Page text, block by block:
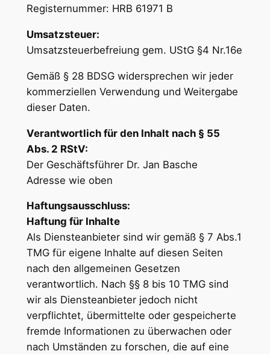
Registernummer: HRB 61971 B
Umsatzsteuer:
Umsatzsteuerbefreiung gem. UStG §4 Nr.16e
Gemäß § 28 BDSG widersprechen wir jeder
kommerziellen Verwendung und Weitergabe
dieser Daten.
Verantwortlich für den Inhalt nach § 55
Abs. 2 RStV:
Der Geschäftsführer Dr. Jan Basche
Adresse wie oben
Haftungsausschluss:
Haftung für Inhalte
Als Diensteanbieter sind wir gemäß § 7 Abs.1
TMG für eigene Inhalte auf diesen Seiten
nach den allgemeinen Gesetzen
verantwortlich. Nach §§ 8 bis 10 TMG sind
wir als Diensteanbieter jedoch nicht
verpflichtet, übermittelte oder gespeicherte
fremde Informationen zu überwachen oder
nach Umständen zu forschen, die auf eine